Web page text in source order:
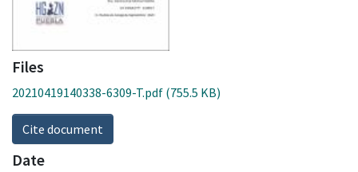
Files
20210419140338-6309-T.pdf (755.5 KB)
Cite document
Date